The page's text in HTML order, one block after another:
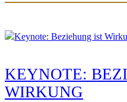
KEYNOTE:
WIRKUNG